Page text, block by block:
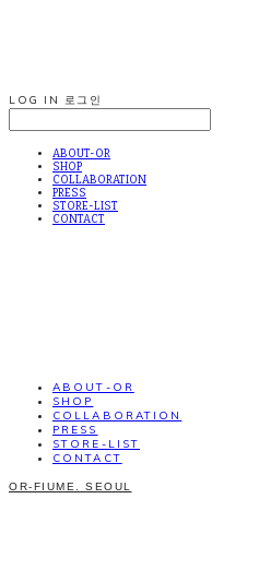
LOG IN 로그인
ABOUT-OR
SHOP
COLLABORATION
PRESS
STORE-LIST
CONTACT
ABOUT-OR
SHOP
COLLABORATION
PRESS
STORE-LIST
CONTACT
OR-FIUME. SEOUL